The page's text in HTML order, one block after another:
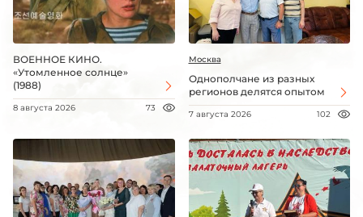
ВОЕННОЕ КИНО.
«Утомленное солнце»
(1988)
8 августа 2026 73
Москва
Однополчане из разных
регионов делятся опытом
7 августа 2026 102